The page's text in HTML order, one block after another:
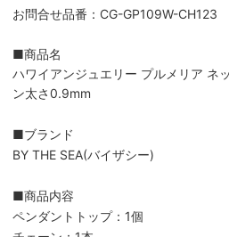
お問合せ品番：CG-GP109W-CH123
■商品名
ハワイアンジュエリー プルメリア ネ
ン太さ0.9mm
■ブランド
BY THE SEA(バイザシー)
■商品内容
ペンダントトップ：1個